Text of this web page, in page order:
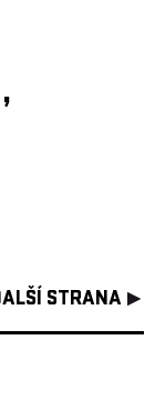
STRANA